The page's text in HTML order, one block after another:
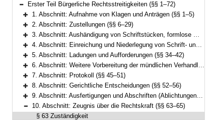
Bereich reduzieren
Erster Teil Bürgerliche Rechtsstreitigkeiten (§§ 1–72)
Bereich erweitern
1. Abschnitt: Aufnahme von Klagen und Anträgen (§§ 1–5)
Bereich erweitern
2. Abschnitt: Zustellungen (§§ 6–29)
Bereich erweitern
3. Abschnitt: Aushändigung von Schriftstücken, formlose Mitteilungen (§§ 30–31)
Bereich erweitern
4. Abschnitt: Einreichung und Niederlegung von Schrift- und Beweisstücken (§§ 32–33)
Bereich erweitern
5. Abschnitt: Ladungen und Aufforderungen (§§ 34–42)
Bereich erweitern
6. Abschnitt: Weitere Vorbereitung der mündlichen Verhandlung (§§ 43–44)
Bereich erweitern
7. Abschnitt: Protokoll (§§ 45–51)
Bereich erweitern
8. Abschnitt: Gerichtliche Entscheidungen (§§ 52–56)
Bereich erweitern
9. Abschnitt: Ausfertigungen und Abschriften (Ablichtungen) von Entscheidungen und Vergleichen (§§ 57–62)
Bereich reduzieren
10. Abschnitt: Zeugnis über die Rechtskraft (§§ 63–65)
§ 63 Zuständigkeit